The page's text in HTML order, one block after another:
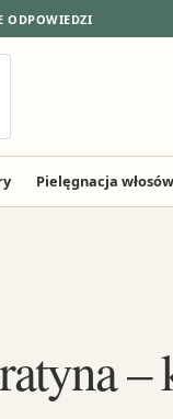
ODPOWIEDZI
Pielęgnacja włosów
–